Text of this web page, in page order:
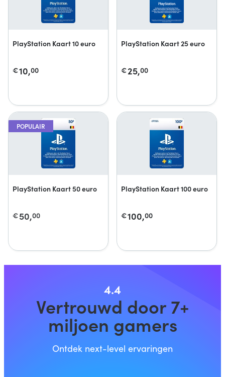
PlayStation Kaart 10 euro
€10,00
PlayStation Kaart 25 euro
€25,00
POPULAIR
PlayStation Kaart 50 euro
€50,00
PlayStation Kaart 100 euro
€100,00
4.4
Vertrouwd door 7+
miljoen gamers
Ontdek next-level ervaringen